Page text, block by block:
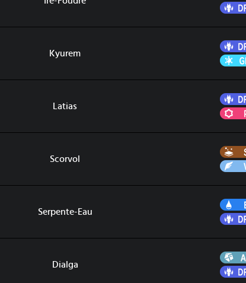
Kyurem
Latias
Scorvol
Serpente-Eau
Dialga